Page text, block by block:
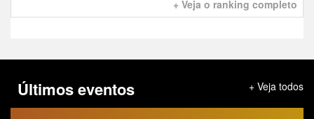
+ Veja o ranking completo
Últimos eventos + Veja todos